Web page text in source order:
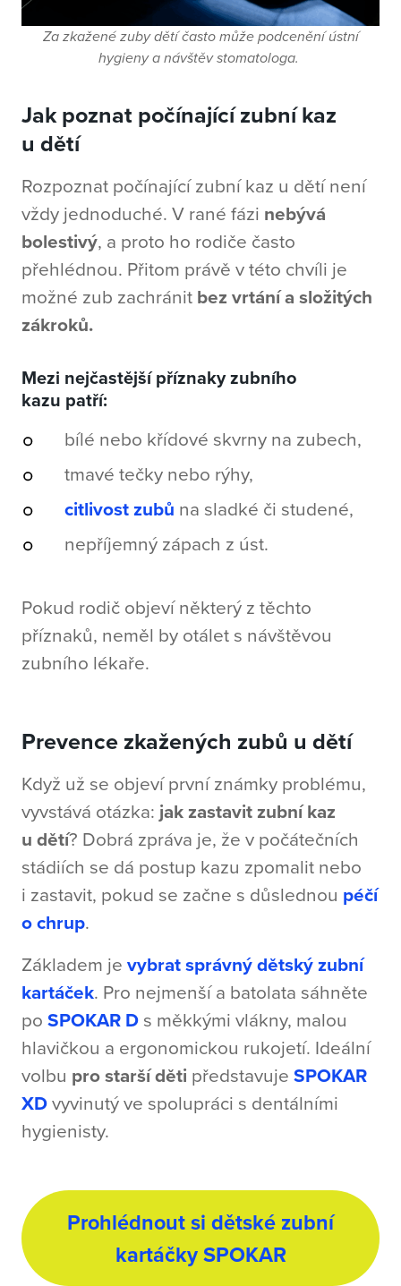
Za zkažené zuby dětí často může podcenění ústní
hygieny a návštěv stomatologa.
Jak poznat počínající zubní kaz
u dětí
Rozpoznat počínající zubní kaz u dětí není
vždy jednoduché. V rané fázi nebývá
bolestivý, a proto ho rodiče často
přehlédnou. Přitom právě v této chvíli je
možné zub zachránit bez vrtání a složitých
zákroků.
Mezi nejčastější příznaky zubního
kazu patří:
bílé nebo křídové skvrny na zubech,
tmavé tečky nebo rýhy,
citlivost zubů na sladké či studené,
nepříjemný zápach z úst.
Pokud rodič objeví některý z těchto
příznaků, neměl by otálet s návštěvou
zubního lékaře.
Prevence zkažených zubů u dětí
Když už se objeví první známky problému,
vyvstává otázka: jak zastavit zubní kaz
u dětí? Dobrá zpráva je, že v počátečních
stádiích se dá postup kazu zpomalit nebo
i zastavit, pokud se začne s důslednou péčí
o chrup.
Základem je vybrat správný dětský zubní
kartáček. Pro nejmenší a batolata sáhněte
po SPOKAR D s měkkými vlákny, malou
hlavičkou a ergonomickou rukojetí. Ideální
volbu pro starší děti představuje SPOKAR
XDvyvinutý ve spolupráci s dentálními
hygienisty.
Prohlédnout si dětské zubní
kartáčky SPOKAR